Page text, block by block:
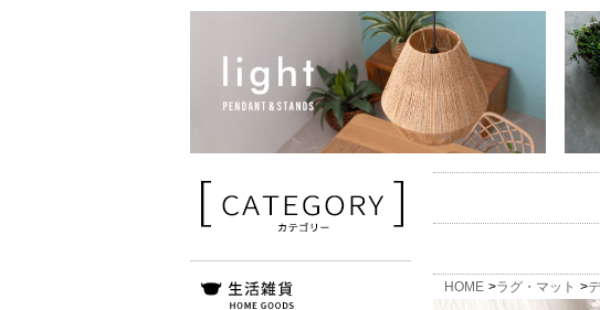
HOME ラグ・マット